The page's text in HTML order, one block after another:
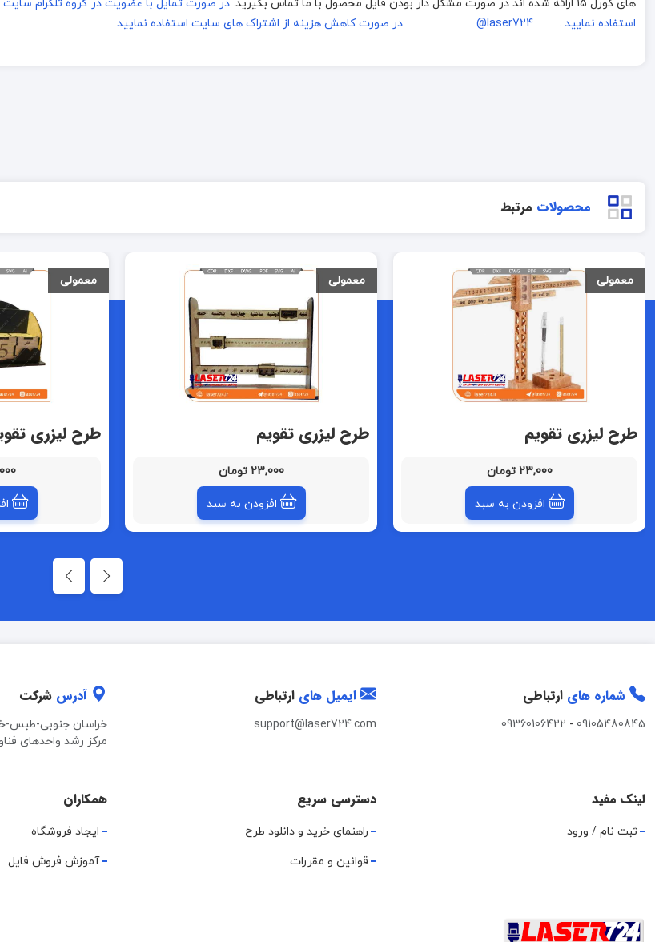
های کورل 15 ارائه شده اند در صورت مشکل دار بودن فایل محصول با ما تماس بگیرید.
در صورت تمایل با عضویت در گروه تلگرام
استفاده نمایید . laser724@
در صورت کاهش هزینه از اشتراک های سایت استفاده نمایید
محصولات مرتبط
معمولی
طرح لیزری تقویم
23,000 تومان
افزودن به سبد
معمولی
طرح لیزری تقویم
23,000 تومان
افزودن به سبد
معمولی
طرح لیزری
شماره های ارتباطی
09105480845
-
09360106422
ایمیل های ارتباطی
support@laser724.com
آدرس شرکت
خراسان جنوبی-طبس-
مرکز رشد واحدهای
لینک مفید
ثبت نام / ورود
دسترسی سریع
راهنمای خرید و دانلود طرح
قوانین و مقررات
همکاران
ایجاد فروشگاه
آموزش فروش فایل